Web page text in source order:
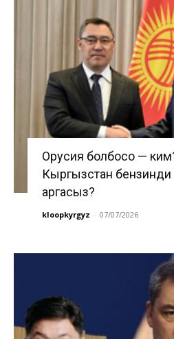
Орусия болбосо —
Кыргызстан бензинди
аргасыз?
kloopkyrgyz - 07/07/2026